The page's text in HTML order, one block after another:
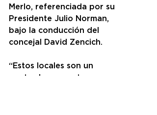
Merlo, referenciada por su
Presidente Julio Norman,
bajo la conducción del
concejal David Zencich.
“Estos locales son un
punto de encuentro para